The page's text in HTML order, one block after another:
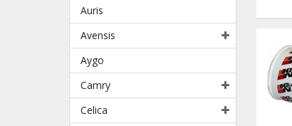
Auris
Avensis
Aygo
Camry
Celica